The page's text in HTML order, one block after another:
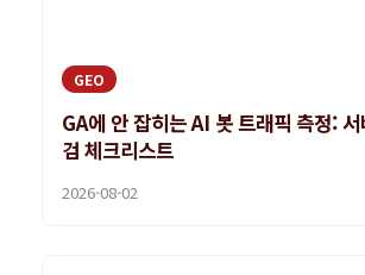
GEO
GA에 안 잡히는 AI 봇 트래픽 측정:
검 체크리스트
2026-08-02